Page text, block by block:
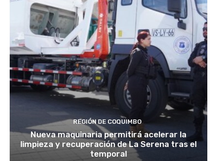
REGIÓN DE COQUIMBO
Nueva maquinaria permitirá acelerar la
limpieza y recuperación de La Serena tras el
temporal